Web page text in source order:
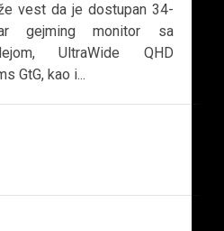
vest da je dostupan 34-
gejming monitor sa
UltraWide QHD
GtG, kao i...